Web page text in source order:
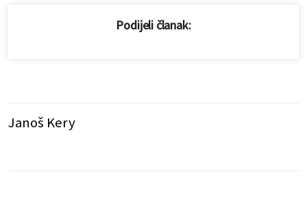
Podijeli članak:
Janoš Kery